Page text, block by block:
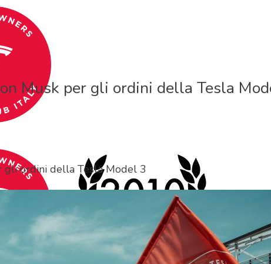
Musk per gli ordini della Tesla
gli ordini della Tesla Model 3